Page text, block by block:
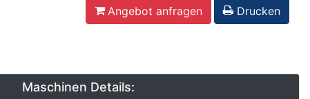
Angebot anfragen Drucken
Maschinen Details: